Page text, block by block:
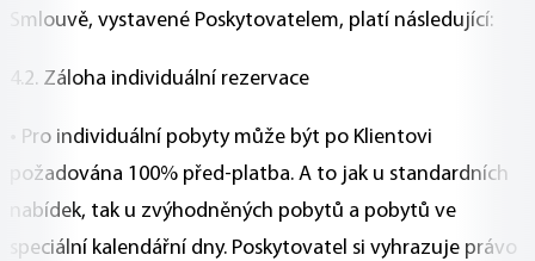
Smlouvě, vystavené Poskytovatelem, platí následující:
4.2. Záloha individuální rezervace
• Pro individuální pobyty může být po Klientovi
požadována 100% před-platba. A to jak u standardních
nabídek, tak u zvýhodněných pobytů a pobytů ve
speciální kalendářní dny. Poskytovatel si vyhrazuje právo